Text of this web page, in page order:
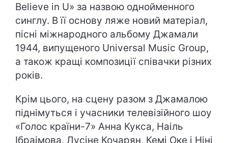
Believe in U» за назвою однойменного
синглу. В її основу ляже новий матеріал,
пісні міжнародного альбому Джамали
1944, випущеного Universal Music Group,
а також кращі композиції співачки різних
років.
Крім цього, на сцену разом з Джамалою
піднімуться і учасники телевізійного шоу
«Голос країни-7» Анна Кукса, Наіль
Ібраімова, Лусіне Кочарян, Кемі Оке і Ніні